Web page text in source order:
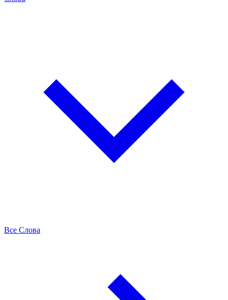
Все Слова